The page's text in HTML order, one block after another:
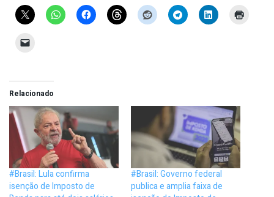
Relacionado
#Brasil: Lula confirma
isenção de Imposto de
#Brasil: Governo federal
publica e amplia faixa de